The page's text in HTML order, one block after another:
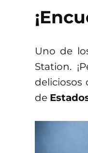
Uno de
Station.
deliciosos
de